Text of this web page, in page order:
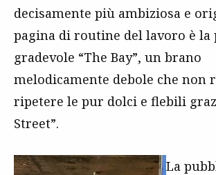
decisamente più ambiziosa e
pagina di routine del lavoro è la
gradevole “The Bay”, un brano
melodicamente debole che non
ripetere le pur dolci e flebili
Street”.
La